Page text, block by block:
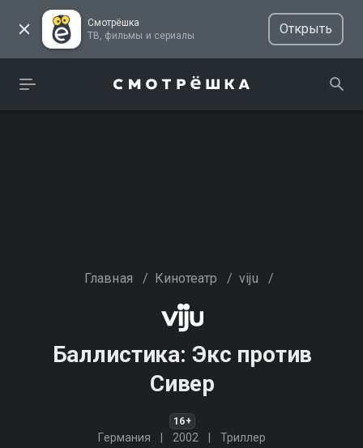
Смотрёшка
ТВ, фильмы и сериалы
Открыть
Главная / Кинотеатр / viju /
Баллистика: Экс против
Сивер
16+
Германия 2002 Триллер